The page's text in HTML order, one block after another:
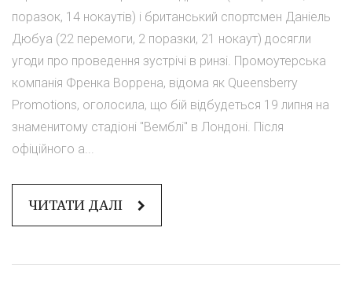
поразок, 14 нокаутів) і британський спортсмен Даніель
Дюбуа (22 перемоги, 2 поразки, 21 нокаут) досягли
угоди про проведення зустрічі в ринзі. Промоутерська
компанія Френка Воррена, відома як Queensberry
Promotions, оголосила, що бій відбудеться 19 липня на
знаменитому стадіоні "Вемблі" в Лондоні. Після
офіційного а...
ЧИТАТИ ДАЛІ